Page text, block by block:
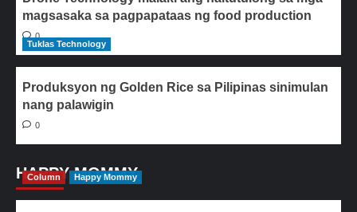
magsasaka sa pagpapataas ng food production
0
Tuklas Technology
Produksyon ng Golden Rice sa Pilipinas sinimulan
nang palawigin
0
HAPPY MOMMY
Column Happy Mommy